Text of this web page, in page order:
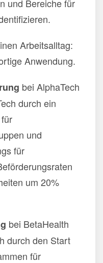
und Bereiche für
Arbeitsalltag:
Anwendung.
bei AlphaTech
durch ein
und
für
um 20%
bei BetaHealth
durch den Start
für